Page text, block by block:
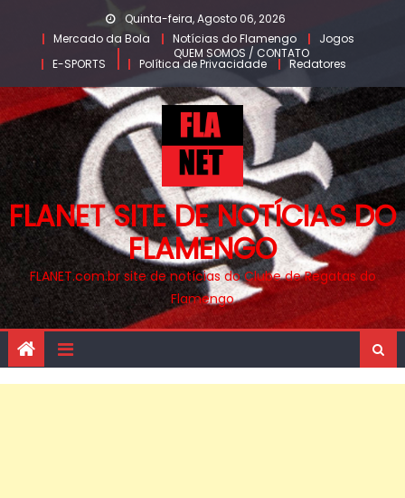
content
Quinta-feira, Agosto 06, 2026
Mercado da Bola
Notícias do Flamengo
Jogos
E-SPORTS
QUEM SOMOS / CONTATO
Política de Privacidade Redatores
FLANET SITE DE NOTÍCIAS DO
FLAMENGO
FLANET.com.br site de notícias do Clube de Regatas do
Flamengo